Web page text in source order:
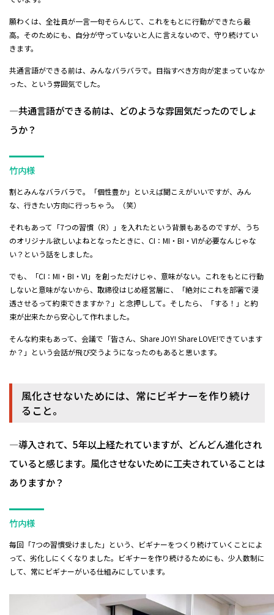
願わくは、全社員が一言一句そらんじて、これをもとに行動ができたら最
高。そのためにも、自分が守っていないと人に言えないので、守り続けてい
きます。
共通言語ができる前は、みんなバラバラで。目指すべき方向が定まっていなか
った、という雰囲気でした。
―共通言語ができる前は、どのような雰囲気だったのでしょ
うか？
竹内様
割とみんなバラバラで。「個性豊か」といえば聞こえがいいですが、みん
な、行きたい方向に行っちゃう。（笑）
それもあって「7つの習慣（R）」を入れたという背景もあるのですが、うち
のオリジナル欲しいよねとなったときに、CI：MI・BI・VIが必要なんじゃな
い？という話をしました。
でも、「CI：MI・BI・VI」を創っただけじゃ、意味がない。これをもとに行動
しないと意味がないから、取締役はじめ経営層に、「絶対にこれを部署で浸
透させるって約束できますか？」と念押しして。そしたら、「する！」と約
束が出来たから安心して作れました。
そんな約束もあって、会議で「皆さん、Share JOY! Share LOVE!できています
か？」という会話が飛び交うようになったのもあると思います。
風化させないためには、常にビギナーを作り続け
ること。
―導入されて、5年以上経たれていますが、どんどん進化され
ていると感じます。風化させないために工夫されていることは
ありますか？
竹内様
毎回「7つの習慣受けました」という、ビギナーをつくり続けていくことによ
って、劣化しにくくなりました。ビギナーを作り続けるためにも、少人数制に
して、常にビギナーがいる仕組みにしています。